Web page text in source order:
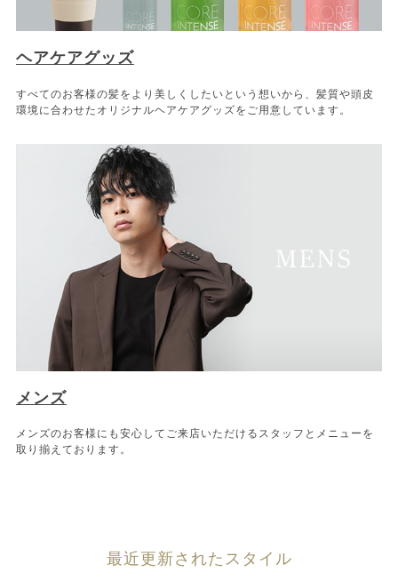
ヘアケアグッズ
すべてのお客様の髪をより美しくしたいという想いから、髪質や頭皮
環境に合わせたオリジナルヘアケアグッズをご用意しています。
メンズ
メンズのお客様にも安心してご来店いただけるスタッフとメニューを
取り揃えております。
最近更新されたスタイル